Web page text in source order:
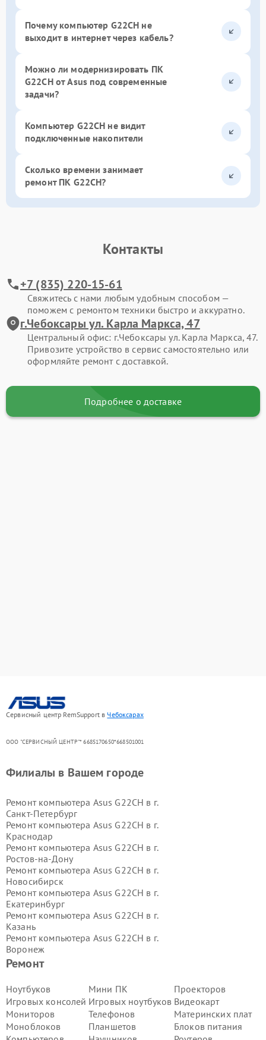
Почему компьютер G22CH не
выходит в интернет через кабель?
Можно ли модернизировать ПК
G22CH от Asus под современные
задачи?
Компьютер G22CH не видит
подключенные накопители
Сколько времени занимает
ремонт ПК G22CH?
Контакты
+7 (835) 220-15-61
Свяжитесь с нами любым удобным способом —
поможем с ремонтом техники быстро и аккуратно.
г.Чебоксары ул. Карла Маркса, 47
Центральный офис: г.Чебоксары ул. Карла Маркса, 47.
Привозите устройство в сервис самостоятельно или
оформляйте ремонт с доставкой.
Подробнее о доставке
Сервисный центр RemSupport вЧебоксарах
ООО "СЕРВИСНЫЙ ЦЕНТР"* 6685170650*668501001
Ремонт
Ноутбуков
Игровых консолей
Мониторов
Моноблоков
Мини ПК
Игровых ноутбуков
Телефонов
Планшетов
Проекторов
Видеокарт
Материнских плат
Блоков питания
Филиалы в Вашем городе
Ремонт компьютера Asus G22CH в г.
Санкт-Петербург
Ремонт компьютера Asus G22CH в г.
Краснодар
Ремонт компьютера Asus G22CH в г.
Ростов-на-Дону
Ремонт компьютера Asus G22CH в г.
Новосибирск
Ремонт компьютера Asus G22CH в г.
Екатеринбург
Ремонт компьютера Asus G22CH в г.
Казань
Ремонт компьютера Asus G22CH в г.
Воронеж
Ремонт компьютера Asus G22CH в г.
Волгоград
Ремонт компьютера Asus G22CH в г.
Самара
Ремонт компьютера Asus G22CH в г.
Пермь
Ремонт компьютера Asus G22CH в г.